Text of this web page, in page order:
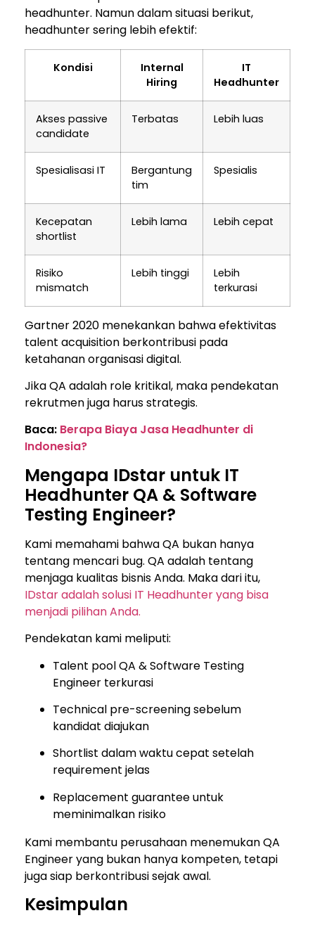
headhunter. Namun dalam situasi berikut,
headhunter sering lebih efektif:
Kondisi
Internal
Hiring
IT
Headhunter
Akses passive
candidate
Terbatas Lebih luas
Spesialisasi IT
Bergantung
tim
Spesialis
Kecepatan
shortlist
Lebih lama Lebih cepat
Risiko
mismatch
Lebih tinggi
Lebih
terkurasi
Gartner 2020 menekankan bahwa efektivitas
talent acquisition berkontribusi pada
ketahanan organisasi digital.
Jika QA adalah role kritikal, maka pendekatan
rekrutmen juga harus strategis.
Baca: Berapa Biaya Jasa Headhunter di
Indonesia?
Mengapa IDstar untuk IT
Headhunter QA & Software
Testing Engineer?
Kami memahami bahwa QA bukan hanya
tentang mencari bug. QA adalah tentang
menjaga kualitas bisnis Anda. Maka dari itu,
IDstar adalah solusi IT Headhunter yang bisa
menjadi pilihan Anda.
Pendekatan kami meliputi:
Talent pool QA & Software Testing
Engineer terkurasi
Technical pre-screening sebelum
kandidat diajukan
Shortlist dalam waktu cepat setelah
requirement jelas
Replacement guarantee untuk
meminimalkan risiko
Kami membantu perusahaan menemukan QA
Engineer yang bukan hanya kompeten, tetapi
juga siap berkontribusi sejak awal.
Kesimpulan